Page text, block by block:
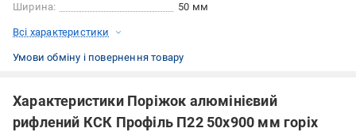
Ширина:
50 мм
Всі характеристики
Умови обміну і повернення товару
Характеристики Поріжок алюмінієвий
рифлений КСК Профіль П22 50х900 мм горіх